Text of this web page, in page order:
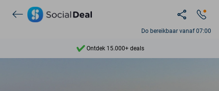
Do bereikbaar vanaf 07:00
Ontdek 15.000+ deals